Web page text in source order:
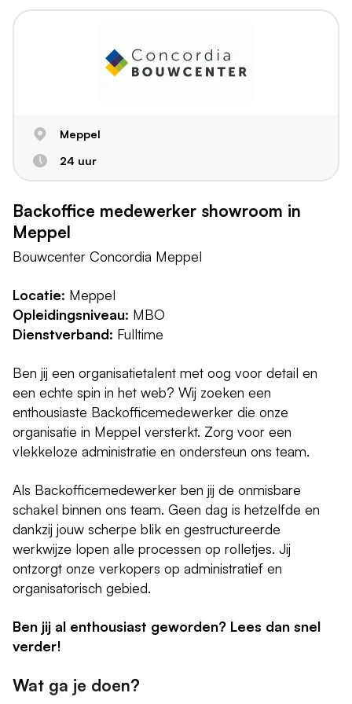
Meppel
24 uur
Backoffice medewerker showroom in
Meppel
Bouwcenter Concordia Meppel
Locatie: Meppel
Opleidingsniveau: MBO
Dienstverband: Fulltime
Ben jij een organisatietalent met oog voor detail en
een echte spin in het web? Wij zoeken een
enthousiaste Backofficemedewerker die onze
organisatie in Meppel versterkt. Zorg voor een
vlekkeloze administratie en ondersteun ons team.
Als Backofficemedewerker ben jij de onmisbare
schakel binnen ons team. Geen dag is hetzelfde en
dankzij jouw scherpe blik en gestructureerde
werkwijze lopen alle processen op rolletjes. Jij
ontzorgt onze verkopers op administratief en
organisatorisch gebied.
Ben jij al enthousiast geworden? Lees dan snel
verder!
Wat ga je doen?